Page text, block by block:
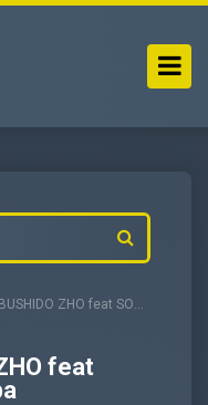
ZHO feat SODA LUV - Не пара
feat